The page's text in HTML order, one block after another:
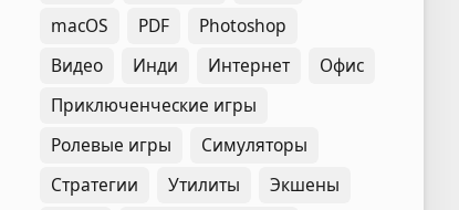
macOS
PDF
Photoshop
Видео
Инди Интернет
Офис
Приключенческие игры
Ролевые игры
Симуляторы
Стратегии
Утилиты
Экшены